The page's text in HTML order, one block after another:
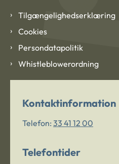
Tilgængelighedserklæring
Cookies
Persondatapolitik
Whistleblowerordning
Kontaktinformation
Telefon: 33 41 12 00
Telefontider